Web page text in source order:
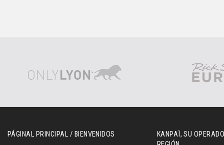
PÁGINAL PRINCIPAL / BIENVENIDOS
KANPAÏ, SU